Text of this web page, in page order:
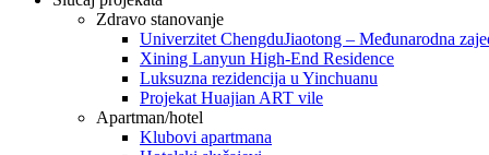
Zdravo stanovanje
Univerzitet ChengduJiaotong – Međunarodna
Xining Lanyun High-End Residence
Luksuzna rezidencija u Yinchuanu
Projekat Huajian ART vile
Apartman/hotel
Klubovi apartmana